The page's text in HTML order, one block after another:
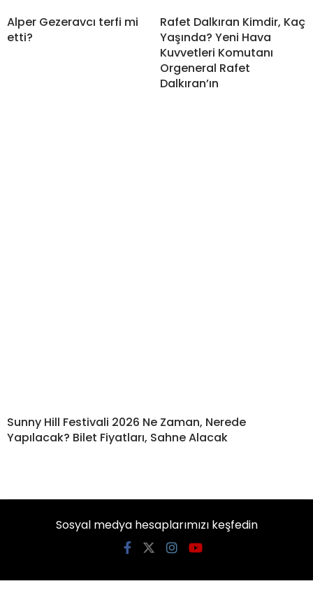
Alper Gezeravcı terfi mi
etti?
Rafet Dalkıran Kimdir, Kaç
Yaşında? Yeni Hava
Kuvvetleri Komutanı
Orgeneral Rafet
Dalkıran’ın
Sunny Hill Festivali 2026 Ne Zaman, Nerede
Yapılacak? Bilet Fiyatları, Sahne Alacak
Sosyal medya hesaplarımızı keşfedin